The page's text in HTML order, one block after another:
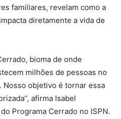
familiares, revelam como a
diretamente a vida de
bioma de onde
milhões de pessoas no
Nosso objetivo é tornar essa
afirma Isabel
Programa Cerrado no ISPN.